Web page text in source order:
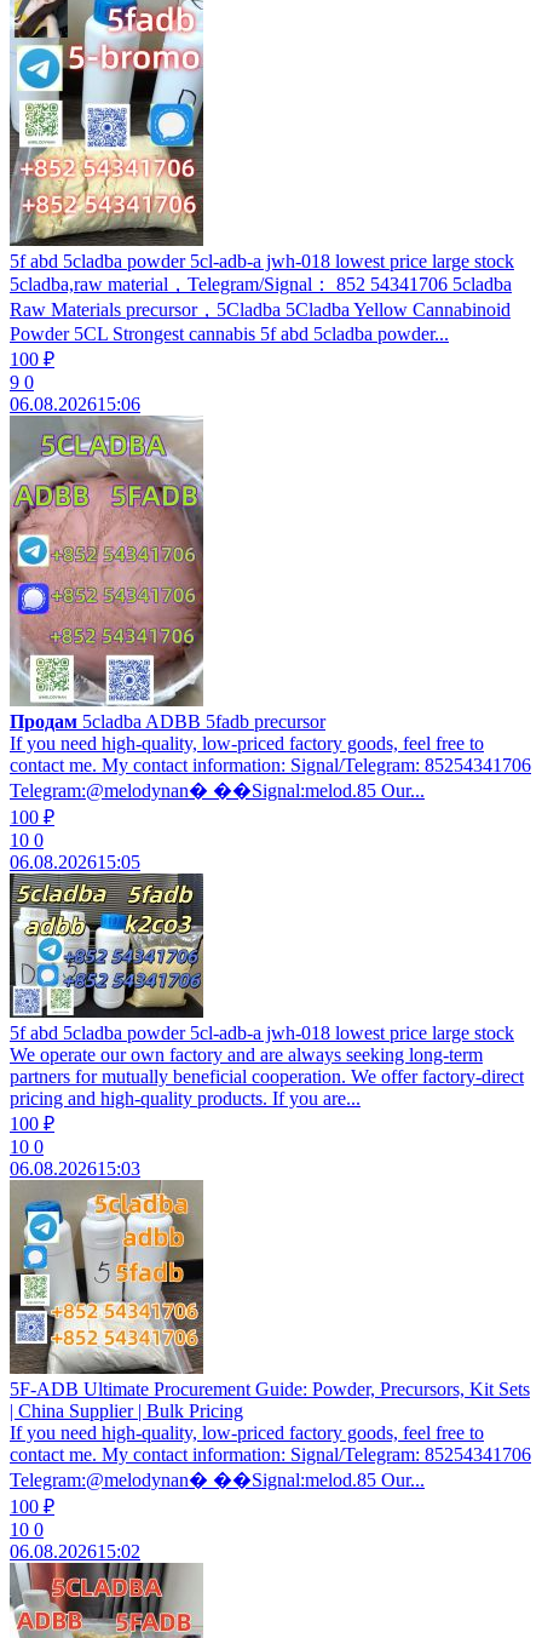
5f abd 5cladba powder 5cl-adb-a jwh-018 lowest price large stock
5cladba,raw material，Telegram/Signal： 852 54341706 5cladba
Raw Materials precursor，5Cladba 5Cladba Yellow Cannabinoid
Powder 5CL Strongest cannabis 5f abd 5cladba powder...
100 ₽
9 0
06.08.202615:06
Продам 5cladba ADBB 5fadb precursor
If you need high-quality, low-priced factory goods, feel free to
contact me. My contact information: Signal/Telegram: 85254341706
Telegram:@melodynan� ��Signal:melod.85 Our...
100 ₽
10 0
06.08.202615:05
5f abd 5cladba powder 5cl-adb-a jwh-018 lowest price large stock
We operate our own factory and are always seeking long-term
partners for mutually beneficial cooperation. We offer factory-direct
pricing and high-quality products. If you are...
100 ₽
10 0
06.08.202615:03
5F-ADB Ultimate Procurement Guide: Powder, Precursors, Kit Sets
| China Supplier | Bulk Pricing
If you need high-quality, low-priced factory goods, feel free to
contact me. My contact information: Signal/Telegram: 85254341706
Telegram:@melodynan� ��Signal:melod.85 Our...
100 ₽
10 0
06.08.202615:02